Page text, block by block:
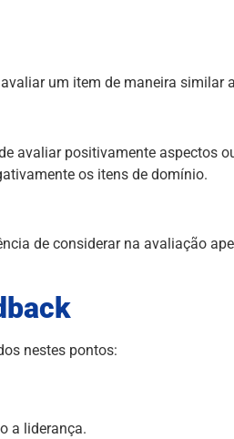
um item de maneira similar
avaliar positivamente aspectos
os itens de domínio.
de considerar na avaliação
nestes pontos:
a liderança.